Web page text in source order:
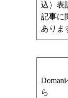
込）表
記事に
ありま
ら